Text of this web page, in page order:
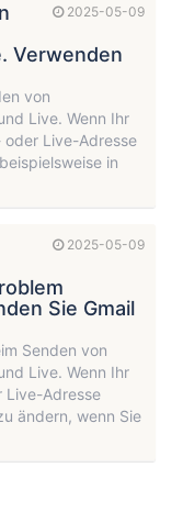
2025-05-09
Verwenden
von
Live. Wenn Ihr
oder Live-Adresse
in
2025-05-09
Sie Gmail
Senden von
Live. Wenn Ihr
Live-Adresse
ändern, wenn Sie